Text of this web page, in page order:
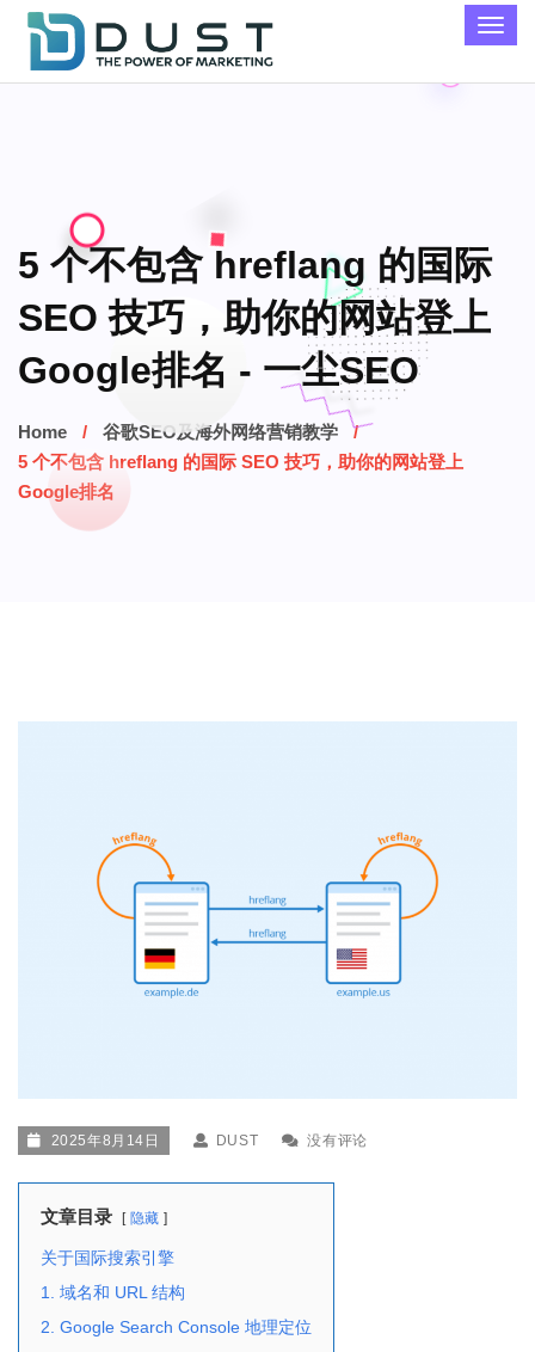
5 个不包含 hreflang 的国际
SEO 技巧，助你的网站登上
Google排名 - 一尘SEO
Home
谷歌SEO及海外网络营销教学
5 个不包含 hreflang 的国际 SEO 技巧，助你的网站登上
Google排名
2025年8月14日 DUST 没有评论
文章目录 隐藏
关于国际搜索引擎
1. 域名和 URL 结构
2. Google Search Console 地理定位